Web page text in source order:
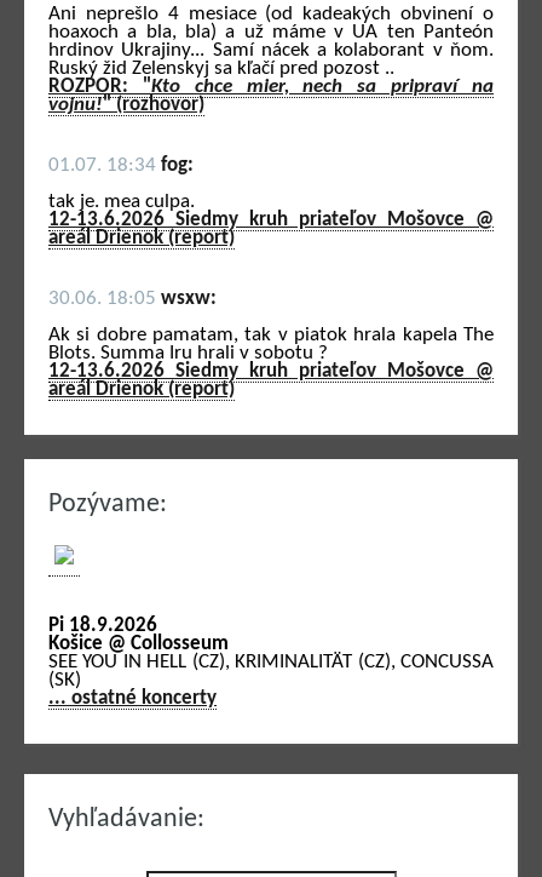
Ani neprešlo 4 mesiace (od kadeakých obvinení o
hoaxoch a bla, bla) a už máme v UA ten Panteón
hrdinov Ukrajiny... Samí nácek a kolaborant v ňom.
Ruský žid Zelenskyj sa kľačí pred pozost ..
ROZPOR: "Kto chce mier, nech sa pripraví na
vojnu!" (rozhovor)
01.07. 18:34 fog:
tak je. mea culpa.
12-13.6.2026 Siedmy kruh priateľov Mošovce @
areál Drienok (report)
30.06. 18:05 wsxw:
Ak si dobre pamatam, tak v piatok hrala kapela The
Blots. Summa Iru hrali v sobotu ?
12-13.6.2026 Siedmy kruh priateľov Mošovce @
areál Drienok (report)
Pozývame:
Pi 18.9.2026
Košice @ Collosseum
SEE YOU IN HELL (CZ), KRIMINALITÄT (CZ), CONCUSSA
(SK)
... ostatné koncerty
Vyhľadávanie: